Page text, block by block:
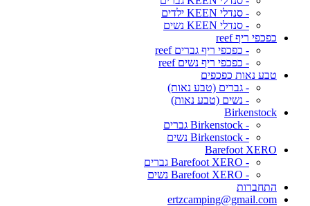
- סנדלי KEEN ילדים
- סנדלי KEEN נשים
כפכפי ריף reef
- כפכפי ריף גברים reef
- כפכפי ריף נשים reef
טבע נאות כפכפים
- גברים (טבע נאות)
- נשים (טבע נאות)
Birkenstock
- Birkenstock גברים
- Birkenstock נשים
Barefoot XERO
- Barefoot XERO גברים
- Barefoot XERO נשים
התחברות
ertzcamping@gmail.com